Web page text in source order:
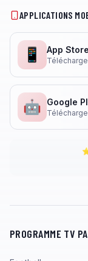
APPLICATIONS
📱 App Store
🤖 Google
PROGRAMME TV